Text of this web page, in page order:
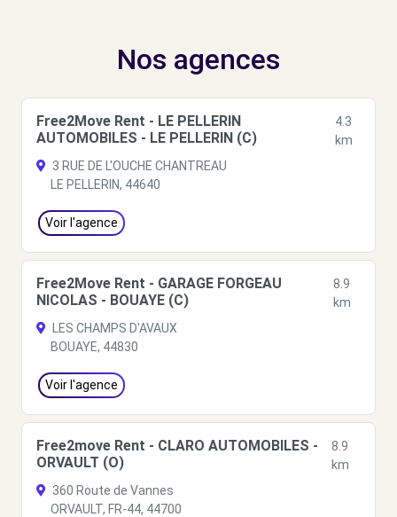
Nos agences
Free2Move Rent - LE PELLERIN
AUTOMOBILES - LE PELLERIN (C)
4.3
km
3 RUE DE L'OUCHE CHANTREAU
LE PELLERIN, 44640
Voir l'agence
Free2Move Rent - GARAGE FORGEAU
NICOLAS - BOUAYE (C)
8.9
km
LES CHAMPS D'AVAUX
BOUAYE, 44830
Voir l'agence
Free2move Rent - CLARO AUTOMOBILES -
ORVAULT (O)
8.9
km
360 Route de Vannes
ORVAULT, FR-44, 44700